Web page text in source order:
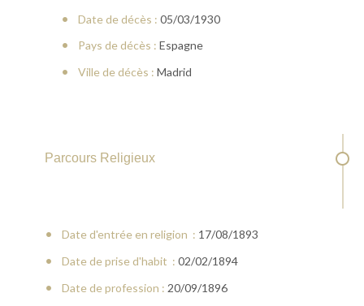
Date de décès : 05/03/1930
Pays de décès : Espagne
Ville de décès : Madrid
Parcours Religieux
Date d'entrée en religion : 17/08/1893
Date de prise d'habit : 02/02/1894
Date de profession : 20/09/1896